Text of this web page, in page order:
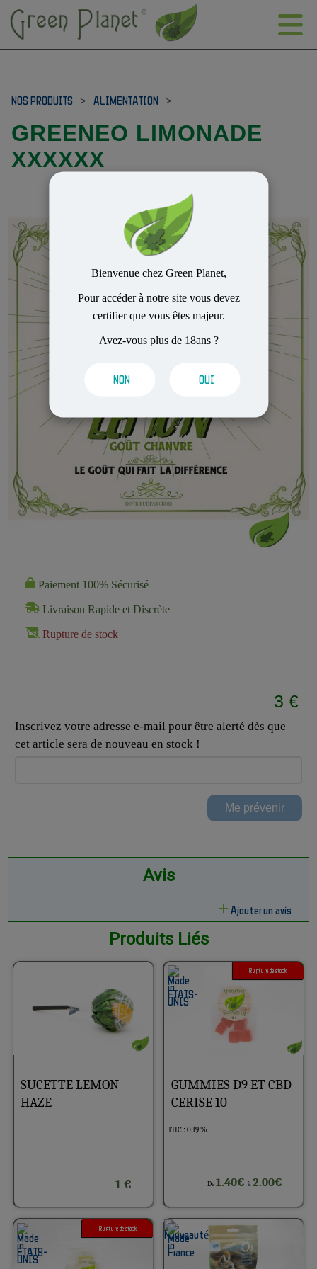
Bienvenue chez Green Planet,
Pour accéder à notre site vous devez
certifier que vous êtes majeur.
Avez-vous plus de 18ans ?
NON OUI
NOS PRODUITS > ALIMENTATION >
GREENEO LIMONADE
XXXXXX
Paiement 100% Sécurisé
Livraison Rapide et Discrète
Rupture de stock
3 €
Inscrivez votre adresse e-mail pour être alerté dès que
cet article sera de nouveau en stock !
Avis
Ajouter un avis
Produits Liés
SUCETTE LEMON
HAZE
1 €
Rupture de stock
GUMMIES D9 ET CBD
CERISE 10
THC : 0.19 %
De1.40€ à2.00€
Rupture de stock
5G 10G 20G 50G 100G